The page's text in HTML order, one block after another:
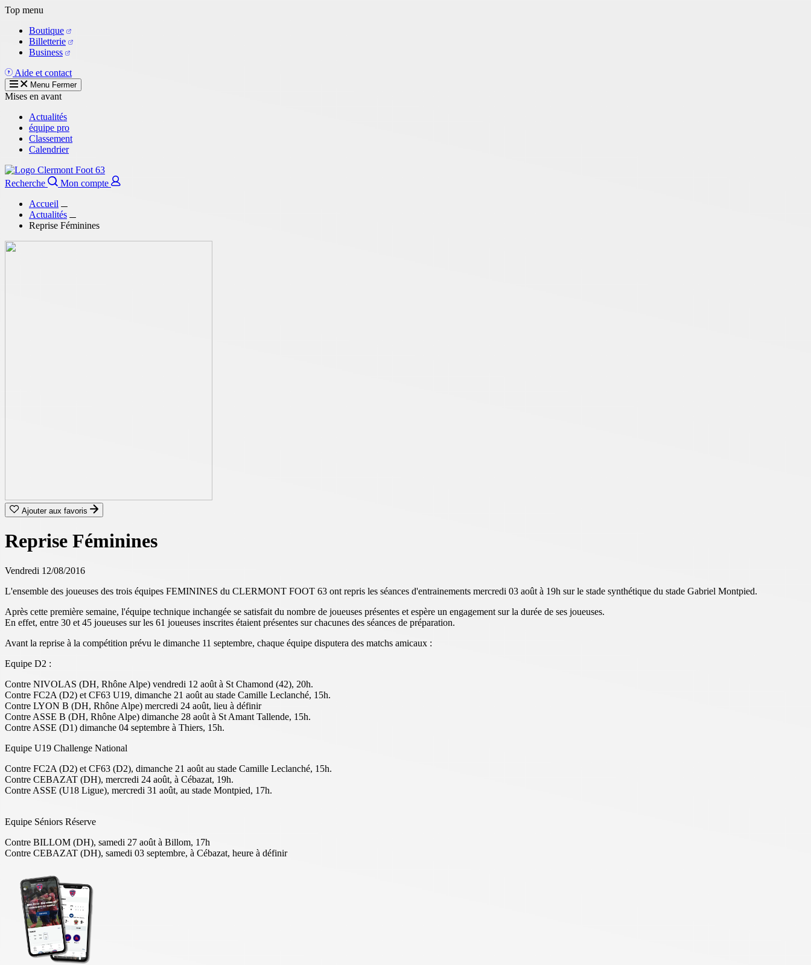
Aller
contenu
principal
Top menu
Boutique
Billetterie
Business
Aide et contact
Menu Fermer
Mises en avant
Actualités
équipe pro
Classement
Calendrier
Recherche
Mon compte
Accueil
Actualités
Reprise Féminines
Ajouter aux favoris
Reprise Féminines
Vendredi 12/08/2016
L'ensemble des joueuses des trois équipes FEMININES du CLERMONT FOOT 63 ont repris les séances d'entrainements mercredi 03 août à 19h sur le stade synthétique du stade Gabriel Montpied.
Après cette première semaine, l'équipe technique inchangée se satisfait du nombre de joueuses présentes et espère un engagement sur la durée de ses joueuses.
En effet, entre 30 et 45 joueuses sur les 61 joueuses inscrites étaient présentes sur chacunes des séances de préparation.
Avant la reprise à la compétition prévu le dimanche 11 septembre, chaque équipe disputera des matchs amicaux :
Equipe D2 :
Contre NIVOLAS (DH, Rhône Alpe) vendredi 12 août à St Chamond (42), 20h.
Contre FC2A (D2) et CF63 U19, dimanche 21 août au stade Camille Leclanché, 15h.
Contre LYON B (DH, Rhône Alpe) mercredi 24 août, lieu à définir
Contre ASSE B (DH, Rhône Alpe) dimanche 28 août à St Amant Tallende, 15h.
Contre ASSE (D1) dimanche 04 septembre à Thiers, 15h.
Equipe U19 Challenge National
Contre FC2A (D2) et CF63 (D2), dimanche 21 août au stade Camille Leclanché, 15h.
Contre CEBAZAT (DH), mercredi 24 août, à Cébazat, 19h.
Contre ASSE (U18 Ligue), mercredi 31 août, au stade Montpied, 17h.
Equipe Séniors Réserve
Contre BILLOM (DH), samedi 27 août à Billom, 17h
Contre CEBAZAT (DH), samedi 03 septembre, à Cébazat, heure à définir